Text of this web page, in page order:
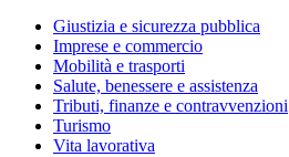
Giustizia e sicurezza pubblica
Imprese e commercio
Mobilità e trasporti
Salute, benessere e assistenza
Tributi, finanze e contravvenzioni
Turismo
Vita lavorativa